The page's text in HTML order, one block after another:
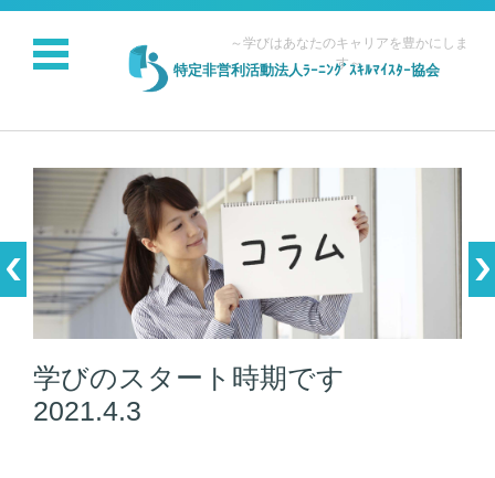
特定非営利活動法人ﾗｰﾆﾝｸﾞｽｷﾙﾏｲｽﾀｰ協会
～学びはあなたのキャリアを豊かにしま
す～
コンテンツに移動
学びのスタート時期です
2021.4.3